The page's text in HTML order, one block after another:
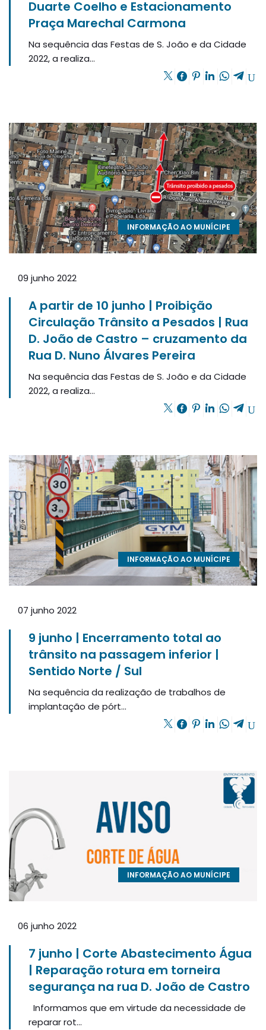
Duarte Coelho e Estacionamento
Praça Marechal Carmona
Na sequência das Festas de S. João e da Cidade
2022, a realiza...
INFORMAÇÃO AO MUNÍCIPE
09 junho 2022
A partir de 10 junho | Proibição
Circulação Trânsito a Pesados | Rua
D. João de Castro – cruzamento da
Rua D. Nuno Álvares Pereira
Na sequência das Festas de S. João e da Cidade
2022, a realiza...
INFORMAÇÃO AO MUNÍCIPE
07 junho 2022
9 junho | Encerramento total ao
trânsito na passagem inferior |
Sentido Norte / Sul
Na sequência da realização de trabalhos de
implantação de pórt...
INFORMAÇÃO AO MUNÍCIPE
06 junho 2022
7 junho | Corte Abastecimento Água
| Reparação rotura em torneira
segurança na rua D. João de Castro
Informamos que em virtude da necessidade de
reparar rot...